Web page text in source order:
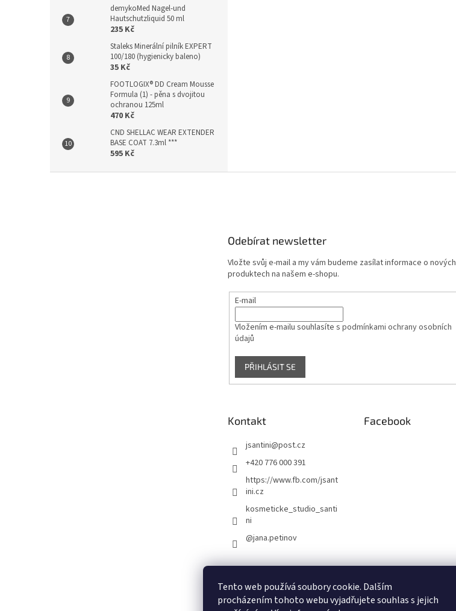
Tento web používá soubory cookie. Dalším
procházením tohoto webu vyjadřujete souhlas s jejich
demykoMed Nagel-und
Hautschutzliquid 50 ml
235 Kč
Staleks Minerální pilník EXPERT
100/180 (hygienicky baleno)
35 Kč
FOOTLOGIX® DD Cream Mousse
Formula (1) - pěna s dvojitou
ochranou 125ml
470 Kč
CND SHELLAC WEAR EXTENDER
BASE COAT 7.3ml ***
595 Kč
Odebírat newsletter
Vložte svůj e-mail a my vám budeme zasílat informace o nových
produktech na našem e-shopu.
E-mail
Vložením e-mailu souhlasíte s podmínkami ochrany osobních
údajů
PŘIHLÁSIT SE
Kontakt
jsantini@post.cz
+420 776 000 391
https://www.fb.com/jsant
ini.cz
kosmeticke_studio_santi
ni
@jana.petinov
Facebook